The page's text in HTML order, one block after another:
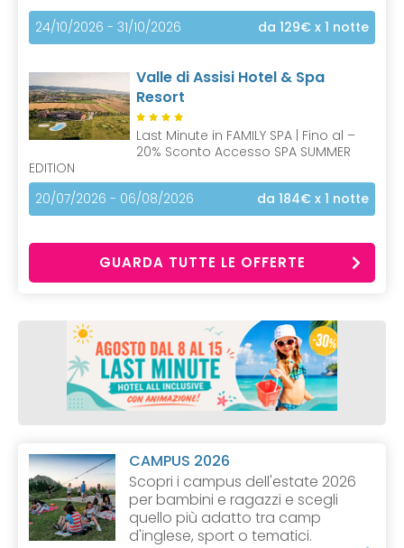
24/10/2026 - 31/10/2026 da 129€ x 1 notte
Valle di Assisi Hotel & Spa
Resort
Last Minute in FAMILY SPA | Fino al –
20% Sconto Accesso SPA SUMMER
EDITION
20/07/2026 - 06/08/2026
da 184€ x 1 notte
GUARDA TUTTE LE OFFERTE
CAMPUS 2026
Scopri i campus dell'estate 2026
per bambini e ragazzi e scegli
quello più adatto tra camp
d'inglese, sport o tematici.